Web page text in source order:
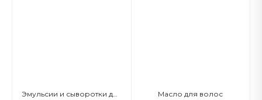
Масло для волос